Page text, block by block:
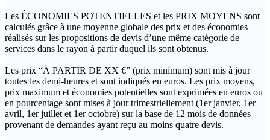
Les ÉCONOMIES POTENTIELLES et les PRIX MOYENS sont
calculés grâce à une moyenne globale des prix et des économies
réalisés sur les propositions de devis d’une même catégorie de
services dans le rayon à partir duquel ils sont obtenus.
Les prix “À PARTIR DE XX €” (prix minimum) sont mis à jour
toutes les demi-heures et sont indiqués en euros. Les prix moyens,
prix maximum et économies potentielles sont exprimées en euros ou
en pourcentage sont mises à jour trimestriellement (1er janvier, 1er
avril, 1er juillet et 1er octobre) sur la base de 12 mois de données
provenant de demandes ayant reçu au moins quatre devis.